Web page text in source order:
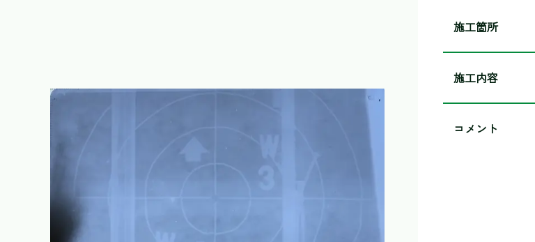
施工箇所
施工内容
コメント